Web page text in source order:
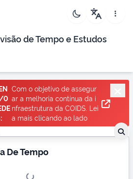
de Tempo e Estudos
0
Com o objetivo de assegur
ar a melhoria contínua da i
nfraestrutura da COIDS. Lei
a mais clicando ao lado
De Tempo